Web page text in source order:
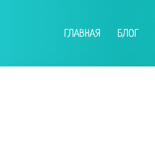
ГЛАВНАЯ БЛОГ